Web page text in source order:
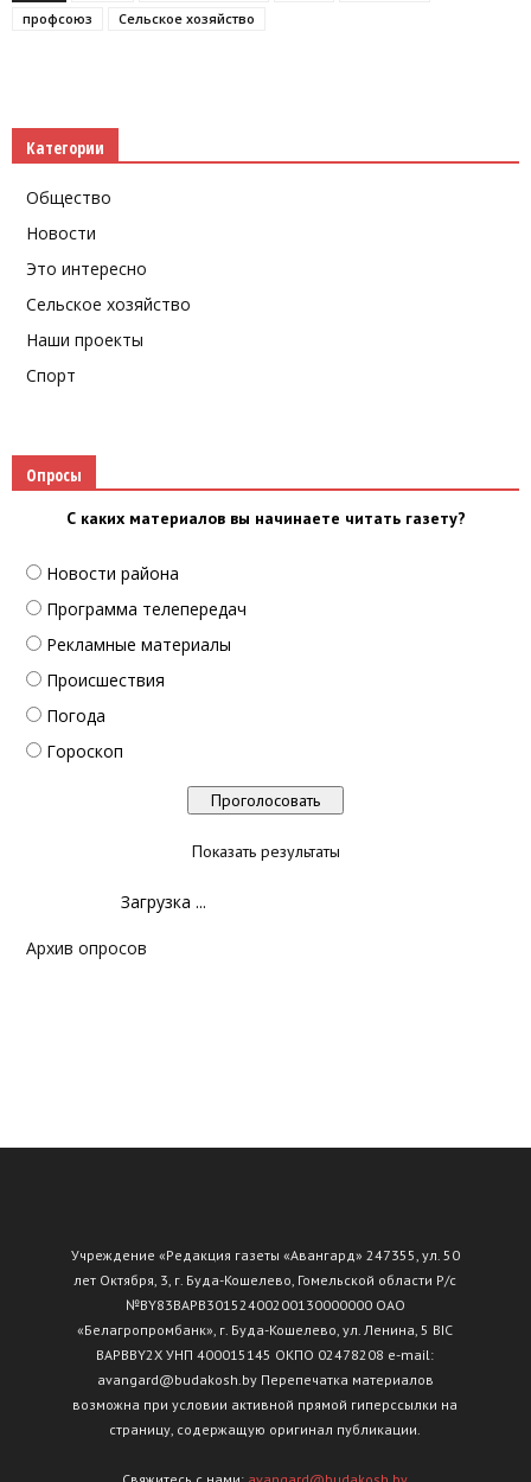
профсоюз
Сельское хозяйство
Категории
Общество
Новости
Это интересно
Сельское хозяйство
Наши проекты
Спорт
Опросы
С каких материалов вы начинаете читать газету?
Новости района
Программа телепередач
Рекламные материалы
Происшествия
Погода
Гороскоп
Показать результаты
Загрузка ...
Архив опросов
Учреждение «Редакция газеты «Авангард» 247355, ул. 50
лет Октября, 3, г. Буда-Кошелево, Гомельской области Р/с
№ВY83ВАРВ30152400200130000000 ОАО
«Белагропромбанк», г. Буда-Кошелево, ул. Ленина, 5 BIC
BAPBBY2X УНП 400015145 ОКПО 02478208 e-mail:
avangard@budakosh.by Перепечатка материалов
возможна при условии активной прямой гиперссылки на
страницу, содержащую оригинал публикации.